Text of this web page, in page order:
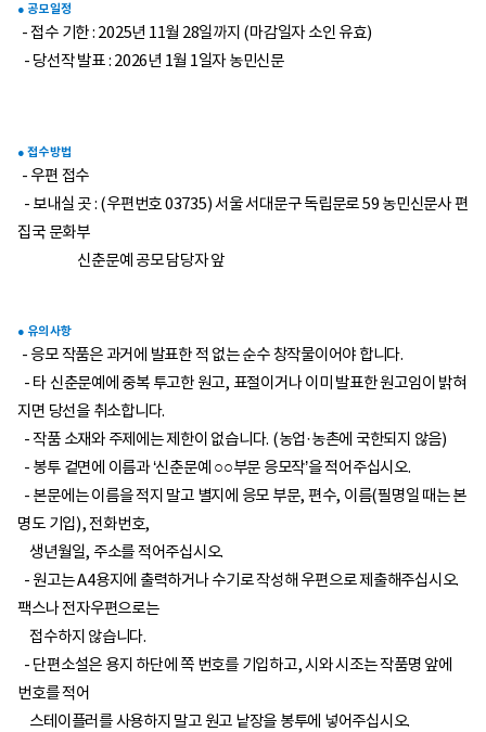
● 공모 일정
- 접수 기한 : 2025년 11월 28일까지 (마감일자 소인 유효)
- 당선작 발표 : 2026년 1월 1일자 농민신문
● 접수 방법
- 우편 접수
- 보내실 곳 : (우편번호 03735) 서울 서대문구 독립문로 59 농민신문사 편
집국 문화부
신춘문예 공모 담당자 앞
● 유의 사항
- 응모 작품은 과거에 발표한 적 없는 순수 창작물이어야 합니다.
- 타 신춘문예에 중복 투고한 원고, 표절이거나 이미 발표한 원고임이 밝혀
지면 당선을 취소합니다.
- 작품 소재와 주제에는 제한이 없습니다. (농업·농촌에 국한되지 않음)
- 봉투 겉면에 이름과 ‘신춘문예 ○○부문 응모작’을 적어주십시오.
- 본문에는 이름을 적지 말고 별지에 응모 부문, 편수, 이름(필명일 때는 본
명도 기입), 전화번호,
생년월일, 주소를 적어주십시오.
- 원고는 A4용지에 출력하거나 수기로 작성해 우편으로 제출해주십시오.
팩스나 전자우편으로는
접수하지 않습니다.
- 단편소설은 용지 하단에 쪽 번호를 기입하고, 시와 시조는 작품명 앞에
번호를 적어
스테이플러를 사용하지 말고 원고 낱장을 봉투에 넣어주십시오.